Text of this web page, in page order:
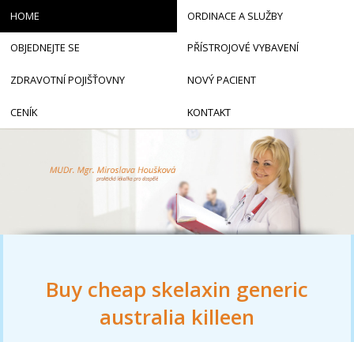
Buy cheap skelaxin generic
australia killeen
HOME ORDINACE A SLUŽBY
OBJEDNEJTE SE PŘÍSTROJOVÉ VYBAVENÍ
ZDRAVOTNÍ POJIŠŤOVNY NOVÝ PACIENT
CENÍK KONTAKT